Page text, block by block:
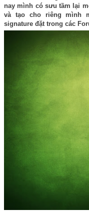
nay mình có sưu tầm lại
và tạo cho riêng mình
signature đặt trong các